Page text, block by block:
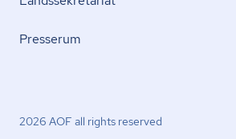
Presserum
2026 AOF all rights reserved